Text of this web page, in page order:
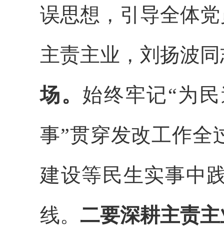
误思想，引导全体
主责主业，刘扬波
场。 始终牢记“为
事”贯穿发改工作全
建设等民生实事中
线。 二要深耕主责